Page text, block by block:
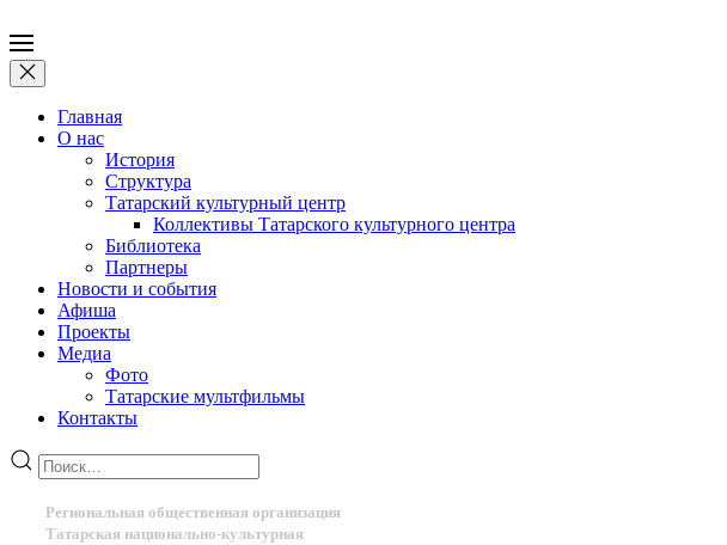
Главная
О нас
История
Структура
Татарский культурный центр
Коллективы Татарского культурного центра
Библиотека
Партнеры
Новости и события
Афиша
Проекты
Медиа
Фото
Татарские мультфильмы
Контакты
Региональная общественная организация
Татарская национально-культурная